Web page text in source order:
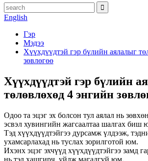
English
Гэр
Мэдээ
Хүүхдүүдтэй гэр бүлийн аялалыг
зөвлөгөө
Хүүхдүүдтэй гэр бүлийн
төлөвлөхөд 4 энгийн
Одоо та эцэг эх болсон тул аялал нь
эсвэл хувингийн жагсаалтаа шалгах биш
Тэд хүүхдүүдтэйгээ дурсамж үлдээж,
ухамсарлахад нь туслах зорилготой юм.
Ихэнх эцэг эхчүүд хүүхдүүдтэйгээ замд
нь тэд хашгирч, уйлж магадгүй юм.